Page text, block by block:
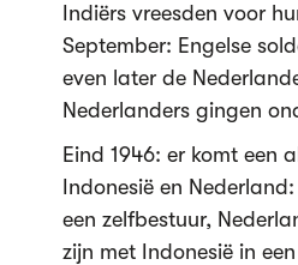
Indiërs vreesden voor
September: Engelse
even later de
Nederlanders gingen
Eind 1946: er komt een
Indonesië en
een zelfbestuur,
zijn met Indonesië in